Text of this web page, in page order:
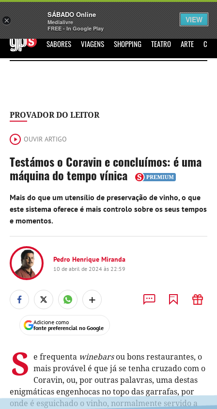
Sábado Assine Iniciar Sessão
GPS SABORES VIAGENS SHOPPING TEATRO ARTE
PROVADOR DO LEITOR
OUVIR ARTIGO
Testámos o Coravin e concluímos: é uma
máquina do tempo vínica
Mais do que um utensílio de preservação de vinho, o que
este sistema oferece é mais controlo sobre os seus tempos
e momentos.
Pedro Henrique Miranda
10 de abril de 2024 às 22:59
+
Adicione como
fonte preferencial no Google
S e frequenta winebarsou bons restaurantes, o
mais provável é que já se tenha cruzado com o
Coravin, ou, por outras palavras, uma destas
enigmáticas engenhocas no topo das garrafas, por
onde é esguichado o vinho, normalmente servido a
×
SÁBADO Online
Medialivre
FREE - In Google Play
VIEW